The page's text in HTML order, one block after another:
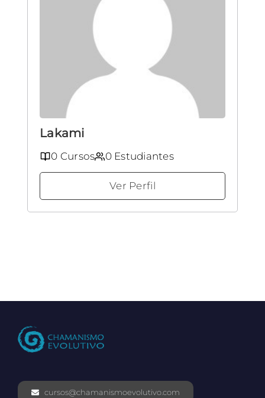
Lakami
0 Cursos 0 Estudiantes
Ver Perfil
cursos@chamanismoevolutivo.com